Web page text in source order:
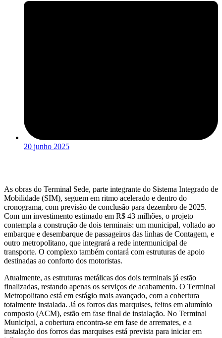
20 junho 2025
As obras do Terminal Sede, parte integrante do Sistema Integrado de
Mobilidade (SIM), seguem em ritmo acelerado e dentro do
cronograma, com previsão de conclusão para dezembro de 2025.
Com um investimento estimado em R$ 43 milhões, o projeto
contempla a construção de dois terminais: um municipal, voltado ao
embarque e desembarque de passageiros das linhas de Contagem, e
outro metropolitano, que integrará a rede intermunicipal de
transporte. O complexo também contará com estruturas de apoio
destinadas ao conforto dos motoristas.
Atualmente, as estruturas metálicas dos dois terminais já estão
finalizadas, restando apenas os serviços de acabamento. O Terminal
Metropolitano está em estágio mais avançado, com a cobertura
totalmente instalada. Já os forros das marquises, feitos em alumínio
composto (ACM), estão em fase final de instalação. No Terminal
Municipal, a cobertura encontra-se em fase de arremates, e a
instalação dos forros das marquises está prevista para iniciar em